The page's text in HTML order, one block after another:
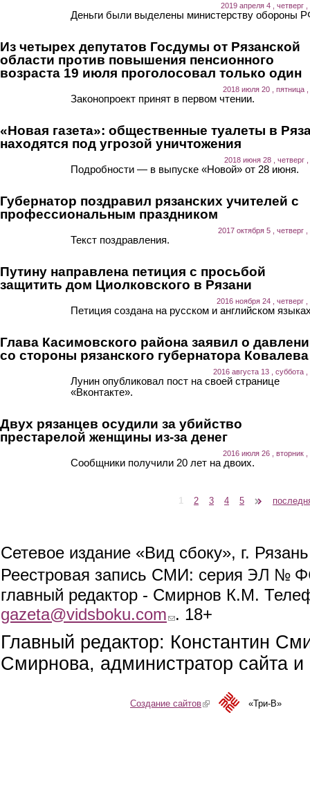
2019 апреля 4 , четверг ,
Деньги были выделены министерству обороны
Из четырех депутатов Госдумы от Рязанской
области против повышения пенсионного
возраста 19 июля проголосовал только один
2018 июля 20 , пятница ,
Законопроект принят в первом чтении.
«Новая газета»: общественные туалеты в
находятся под угрозой уничтожения
2018 июня 28 , четверг ,
Подробности — в выпуске «Новой» от 28 июня.
Губернатор поздравил рязанских учителей с
профессиональным праздником
2017 октября 5 , четверг
Текст поздравления.
Путину направлена петиция с просьбой
защитить дом Циолковского в Рязани
2016 ноября 24 , четверг ,
Петиция создана на русском и английском
Глава Касимовского района заявил о
со стороны рязанского губернатора Ковалева
2016 августа 13 , суббота ,
Лунин опубликовал пост на своей странице
«Вконтакте».
Двух рязанцев осудили за убийство
престарелой женщины из-за денег
2016 июля 26 , вторник ,
Сообщники получили 20 лет на двоих.
1 2 3 4 5
Сетевое издание «Вид сбоку», г.
Реестровая запись СМИ: серия ЭЛ №
главный редактор - Смирнов К.М.
gazeta@vidsboku.com (link sends e-mail)
. 18+
Главный редактор: Константин
Смирнова, администратор сайта
Создание сайтов(link is external)«Три-В»